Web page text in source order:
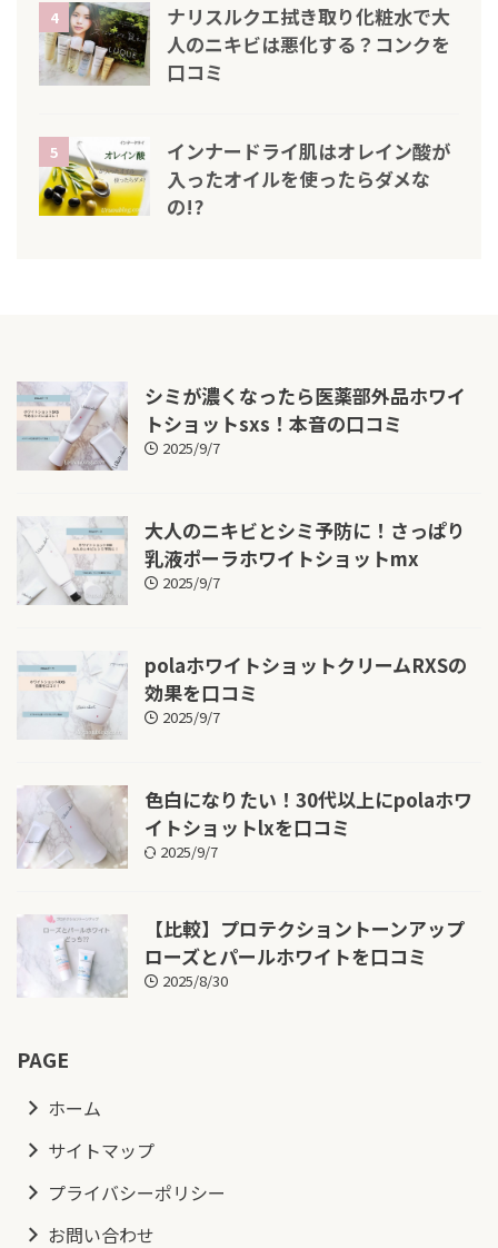
4
ナリスルクエ拭き取り化粧水で大
人のニキビは悪化する？コンクを
口コミ
5
インナードライ肌はオレイン酸が
入ったオイルを使ったらダメな
の!?
シミが濃くなったら医薬部外品ホワイ
トショットsxs！本音の口コミ
2025/9/7
大人のニキビとシミ予防に！さっぱり
乳液ポーラホワイトショットmx
2025/9/7
polaホワイトショットクリームRXSの
効果を口コミ
2025/9/7
色白になりたい！30代以上にpolaホワ
イトショットlxを口コミ
2025/9/7
【比較】プロテクショントーンアップ
ローズとパールホワイトを口コミ
2025/8/30
PAGE
ホーム
サイトマップ
プライバシーポリシー
お問い合わせ